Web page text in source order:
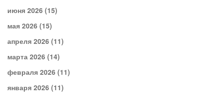
июня 2026 (15)
мая 2026 (15)
апреля 2026 (11)
марта 2026 (14)
февраля 2026 (11)
января 2026 (11)